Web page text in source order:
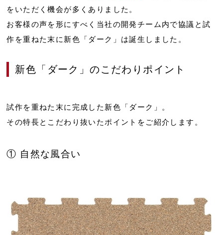
をいただく機会が多くありました。
お客様の声を形にすべく当社の開発チーム内で協議と試
作を重ねた末に新色「ダーク」は誕生しました。
新色「ダーク」のこだわりポイント
試作を重ねた末に完成した新色「ダーク」。
その特長とこだわり抜いたポイントをご紹介します。
① 自然な風合い